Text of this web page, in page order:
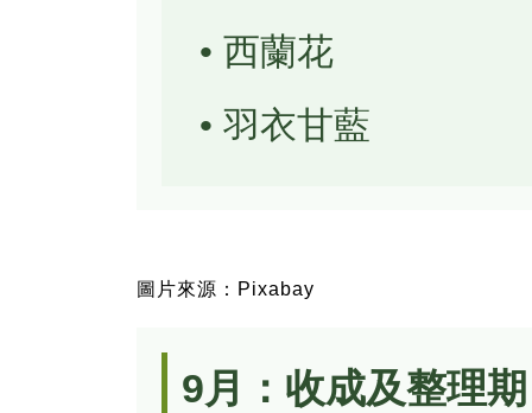
• 西蘭花
• 羽衣甘藍
圖片來源：Pixabay
9月：收成及整理期